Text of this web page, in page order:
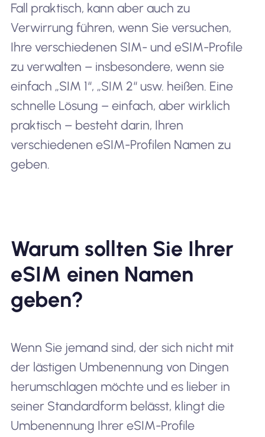
Fall praktisch, kann aber auch zu
Verwirrung führen, wenn Sie versuchen,
Ihre verschiedenen SIM- und eSIM-Profile
zu verwalten – insbesondere, wenn sie
einfach „SIM 1“, „SIM 2“ usw. heißen. Eine
schnelle Lösung – einfach, aber wirklich
praktisch – besteht darin, Ihren
verschiedenen eSIM-Profilen Namen zu
geben.
Warum sollten Sie Ihrer
eSIM einen Namen
geben?
Wenn Sie jemand sind, der sich nicht mit
der lästigen Umbenennung von Dingen
herumschlagen möchte und es lieber in
seiner Standardform belässt, klingt die
Umbenennung Ihrer eSIM-Profile